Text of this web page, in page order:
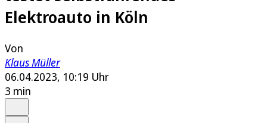
Elektroauto in Köln
Von
Klaus Müller
06.04.2023, 10:19 Uhr
3 min